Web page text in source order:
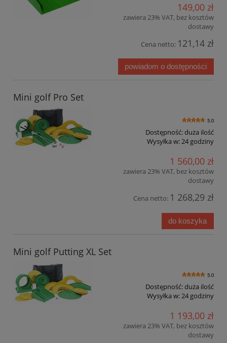
149,00 zł
zawiera 23% VAT, bez kosztów
dostawy
Cena netto: 121,14 zł
powiadom o dostępności
Mini golf Pro Set
5.0
Dostępność:duża ilość
Wysyłka w:24 godziny
1 560,00 zł
zawiera 23% VAT, bez kosztów
dostawy
Cena netto: 1 268,29 zł
do koszyka
Mini golf Putting XL Set
5.0
Dostępność:duża ilość
Wysyłka w:24 godziny
1 193,00 zł
zawiera 23% VAT, bez kosztów
dostawy